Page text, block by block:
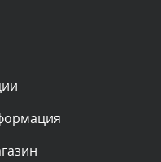
после проверки
после проверки